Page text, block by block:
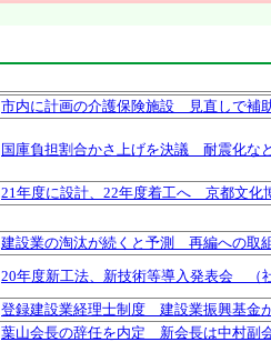
市内に計画の介護保険施設 見直しで補
国庫負担割合かさ上げを決議 耐震化な
21年度に設計、22年度着工へ 京都文
建設業の淘汰が続くと予測 再編への取
20年度新工法、新技術等導入発表会 （
登録建設業経理士制度 建設業振興基金
葉山会長の辞任を内定 新会長は中村副